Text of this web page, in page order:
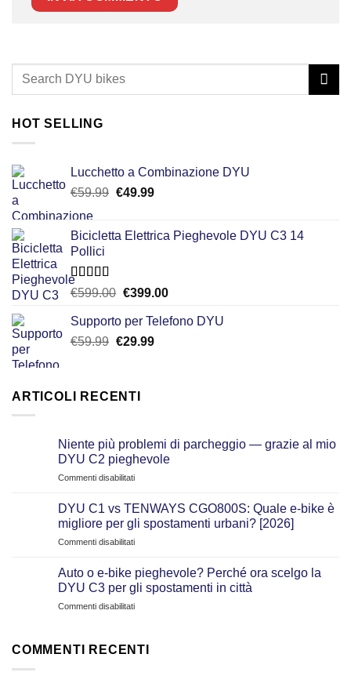
HOT SELLING
Lucchetto a Combinazione DYU
€59.99 Il
era:
€49.99Il
è:
Bicicletta Elettrica Pieghevole DYU C3 14
Pollici
Valutato
€599.00 Il
originale
era:
€399.00Il
attuale
Supporto per Telefono DYU
€59.99 Il
era:
€29.99Il
ARTICOLI RECENTI
Niente più problemi di parcheggio — grazie al mio
DYU C2 pieghevole
Commenti disabilitatisu
più
problemi
di
parcheggio
grazie
al
mio
DYU
DYU C1 vs TENWAYS CGO800S: Quale e‑bike è
migliore per gli spostamenti urbani? [2026]
Commenti disabilitatisu
C1
vs
TENWAYS
CGO800S:
è
Auto o e-bike pieghevole? Perché ora scelgo la
DYU C3 per gli spostamenti in città
Commenti disabilitatisu
e-
COMMENTI RECENTI